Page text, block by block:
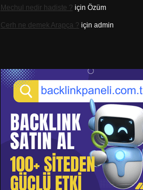
Mechul nedir hadiste ? için Özüm
Cerh ne demek Arapça ? için admin